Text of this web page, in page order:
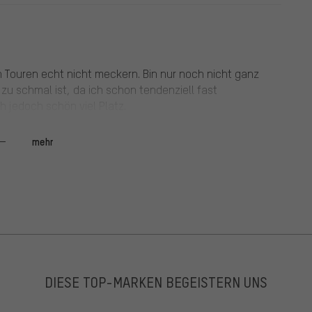
echt nicht meckern. Bin nur noch nicht ganz
schmal ist, da ich schon tendenziell fast
mehr
DIESE TOP-MARKEN BEGEISTERN UNS